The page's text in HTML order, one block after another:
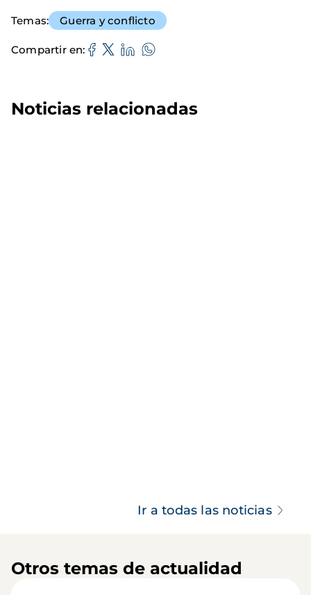
Temas Guerra y conflicto
Compartir en
Noticias relacionadas
Ir a todas las noticias
Otros temas de actualidad